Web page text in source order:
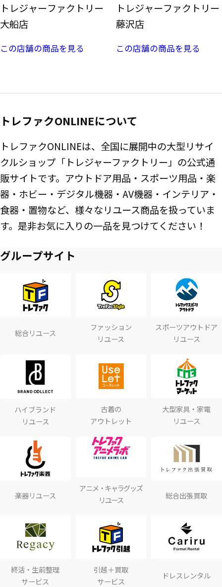
トレジャーファクトリー
大船店
この店舗の商品を見る
トレジャーファクトリー
藤沢店
この店舗の商品を見る
トレファクONLINEについて
トレファクONLINEは、全国に展開中の大型リサイ
クルショップ「トレジャーファクトリー」の公式通
販サイトです。アウトドア用品・スポーツ用品・楽
器・ホビー・デジタル機器・AV機器・インテリア・
食器・置物など、様々なリユース商品を扱っていま
す。是非お気に入りの一品を見つけてください！
グループサイト
総合リユース
ファッション
リユース
スポーツアウトドア
リユース
ハイブランド
リユース
古着の
アウトレット
大型家具・家電
リユース
楽器リユース
アニメ・キャラグッズ
リユース
総合出張買取
終活・生前整理
サービス
引越＋買取
サービス
ドレスレンタル